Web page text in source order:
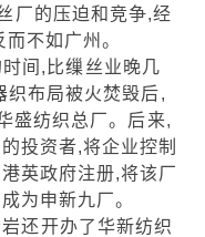
厂的压迫和竞争,经
不如广州。
间,比缫丝业晚几
布局被火焚毁后,
盛纺织总厂。后来,
投资者,将企业控制
英政府注册,将该厂
为申新九厂。
开办了华新纺织